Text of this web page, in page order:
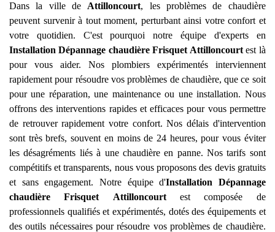
Dans la ville de Attilloncourt, les problèmes de chaudière
peuvent survenir à tout moment, perturbant ainsi votre confort et
votre quotidien. C'est pourquoi notre équipe d'experts en
Installation Dépannage chaudière Frisquet Attilloncourt est là
pour vous aider. Nos plombiers expérimentés interviennent
rapidement pour résoudre vos problèmes de chaudière, que ce soit
pour une réparation, une maintenance ou une installation. Nous
offrons des interventions rapides et efficaces pour vous permettre
de retrouver rapidement votre confort. Nos délais d'intervention
sont très brefs, souvent en moins de 24 heures, pour vous éviter
les désagréments liés à une chaudière en panne. Nos tarifs sont
compétitifs et transparents, nous vous proposons des devis gratuits
et sans engagement. Notre équipe d'Installation Dépannage
chaudière Frisquet
Attilloncourtest composée de
professionnels qualifiés et expérimentés, dotés des équipements et
des outils nécessaires pour résoudre vos problèmes de chaudière.